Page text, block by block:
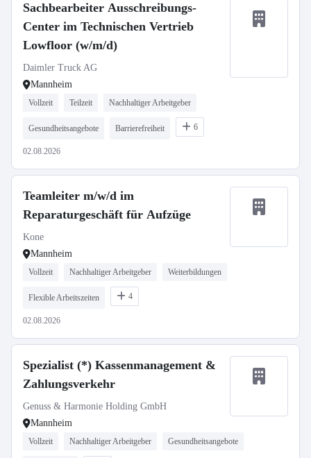
Sachbearbeiter Ausschreibungs-
Center im Technischen Vertrieb
Lowfloor (w/m/d)
Daimler Truck AG
Mannheim
Vollzeit Teilzeit Nachhaltiger Arbeitgeber
Gesundheitsangebote Barrierefreiheit 6
02.08.2026
Teamleiter m/w/d im
Reparaturgeschäft für Aufzüge
Kone
Mannheim
Vollzeit Nachhaltiger Arbeitgeber Weiterbildungen
Flexible Arbeitszeiten 4
02.08.2026
Spezialist (*) Kassenmanagement &
Zahlungsverkehr
Genuss & Harmonie Holding GmbH
Mannheim
Vollzeit Nachhaltiger Arbeitgeber Gesundheitsangebote